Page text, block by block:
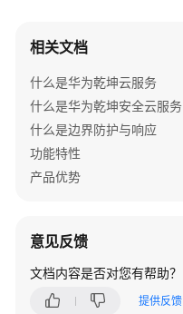
证
AR+AP
组
网
场
景
换
+AP
组
相关文档
什么是华为乾坤云服务
什么是华为乾坤安全云服务
什么是边界防护与响应
功能特性
产品优势
意见反馈
文档内容是否对您有帮助？
提供反馈